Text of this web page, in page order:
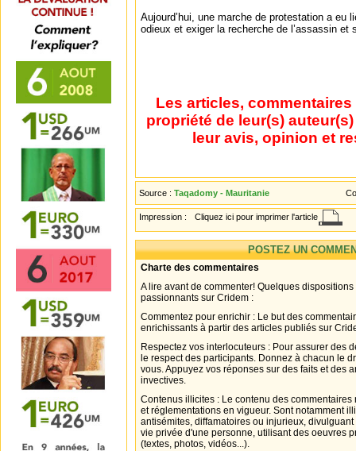
Aujourd’hui, une marche de protestation a eu
odieux et exiger la recherche de l’assassin et
Les articles,
propriété de leur(s)
leur avis, opinion et
Source : Taqadomy - Mauritanie
Impression : Cliquez ici pour imprimer l'article
POSTEZ UN
Charte des commentaires
A lire avant de commenter! Quelques
passionnants sur Cridem :
Commentez pour enrichir : Le but des
enrichissants à partir des articles publiés sur
Respectez vos interlocuteurs : Pour assurer des
le respect des participants. Donnez à chacun le
vous. Appuyez vos réponses sur des faits et des
invectives.
Contenus illicites : Le contenu des
et réglementations en vigueur. Sont notamment
antisémites, diffamatoires ou injurieux,
vie privée d'une personne, utilisant des oeuvres
(textes, photos, vidéos...).